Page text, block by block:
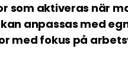
som aktiveras när
anpassas med
med fokus på